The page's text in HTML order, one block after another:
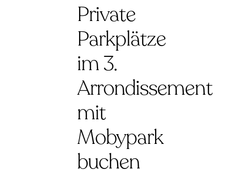
Private
Parkplätze
im 3.
Arrondissement
mit
Mobypark
buchen